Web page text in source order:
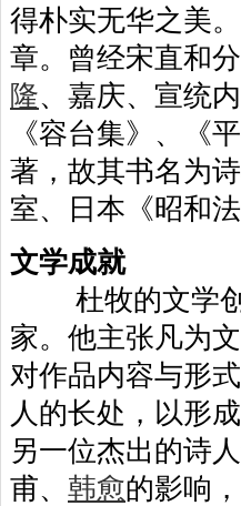
得朴实无华之美
章。曾经宋直和
隆、嘉庆、宣统
《容台集》、《
著，故其书名为
室、日本《昭和
文学成就
杜牧的文学创
家。他主张凡为
对作品内容与形
人的长处，以形
另一位杰出的诗
甫、 韩愈的影响